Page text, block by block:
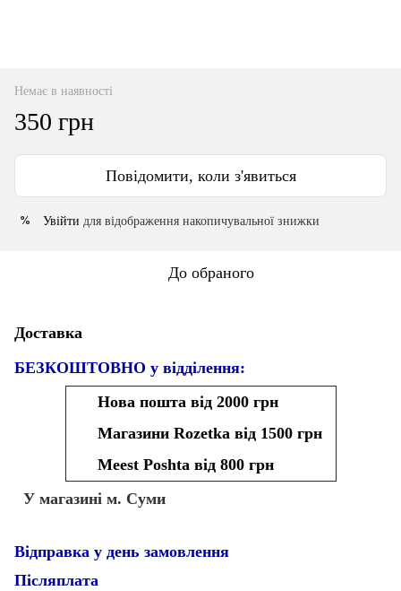
Немає в наявності
350 грн
Повідомити, коли з'явиться
% Увійти для відображення накопичувальної знижки
До обраного
Доставка
БЕЗКОШТОВНО у відділення:
Нова пошта від 2000 грн
Магазини Rozetka від 1500 грн
Meest Poshta від 800 грн
У магазині м. Суми
Відправка у день замовлення
Післяплата